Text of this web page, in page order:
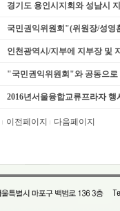
경기도 용인시지회와 성남시
국민권익위원회"(위원장/성영
인천광역시/지부에 지부장 및
"국민권익위원회"와 공동으
2016년서울융합교류프라자 행
이전페이지 다음페이지